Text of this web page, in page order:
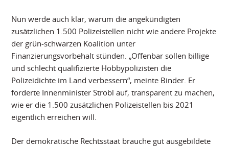
Nun werde auch klar, warum die angekündigten
zusätzlichen 1.500 Polizeistellen nicht wie andere Projekte
der grün-schwarzen Koalition unter
Finanzierungsvorbehalt stünden. „Offenbar sollen billige
und schlecht qualifizierte Hobbypolizisten die
Polizeidichte im Land verbessern“, meinte Binder. Er
forderte Innenminister Strobl auf, transparent zu machen,
wie er die 1.500 zusätzlichen Polizeistellen bis 2021
eigentlich erreichen will.
Der demokratische Rechtsstaat brauche gut ausgebildete